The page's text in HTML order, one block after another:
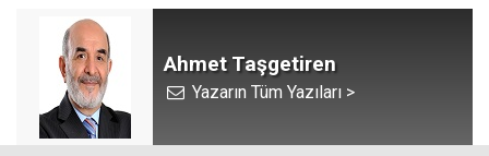
Ahmet Taşgetiren
Yazarın Tüm Yazıları >